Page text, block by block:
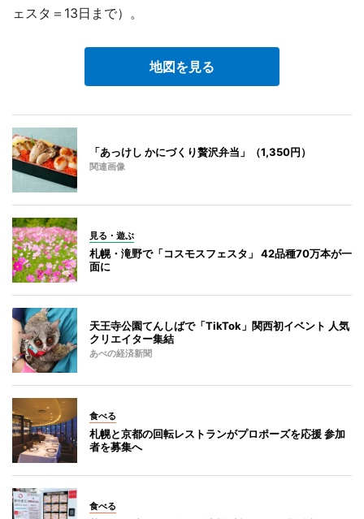
ェスタ＝13日まで）。
地図を見る
「あっけし かにづくり贅沢弁当」（1,350円）
関連画像
見る・遊ぶ
札幌・滝野で「コスモスフェスタ」 42品種70万本が一
面に
天王寺公園てんしばで「TikTok」関西初イベント 人気
クリエイター集結
あべの経済新聞
食べる
札幌と京都の回転レストランがプロポーズを応援 参加
者を募集へ
食べる